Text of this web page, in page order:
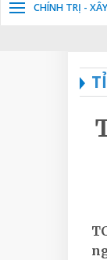
CHÍNH TRỊ -